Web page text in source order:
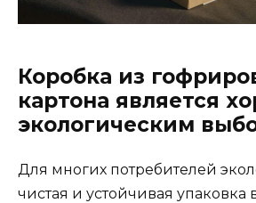
Коробка из
картона является
экологическим
Для многих потребителей
чистая и устойчивая упаковка